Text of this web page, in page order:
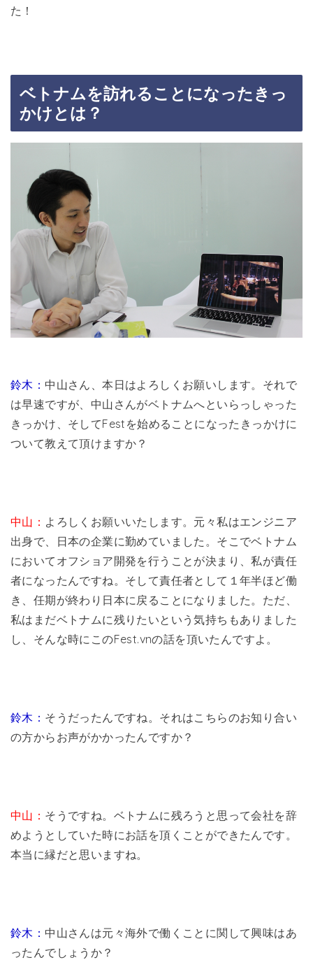
た！
ベトナムを訪れることになったきっ
かけとは？
鈴木： 中山さん、本日はよろしくお願いします。それで
は早速ですが、中山さんがベトナムへといらっしゃった
きっかけ、そしてFestを始めることになったきっかけに
ついて教えて頂けますか？
中山： よろしくお願いいたします。元々私はエンジニア
出身で、日本の企業に勤めていました。そこでベトナム
においてオフショア開発を行うことが決まり、私が責任
者になったんですね。そして責任者として１年半ほど働
き、任期が終わり日本に戻ることになりました。ただ、
私はまだベトナムに残りたいという気持ちもありました
し、そんな時にこのFest.vnの話を頂いたんですよ。
鈴木： そうだったんですね。それはこちらのお知り合い
の方からお声がかかったんですか？
中山： そうですね。ベトナムに残ろうと思って会社を辞
めようとしていた時にお話を頂くことができたんです。
本当に縁だと思いますね。
鈴木： 中山さんは元々海外で働くことに関して興味はあ
ったんでしょうか？